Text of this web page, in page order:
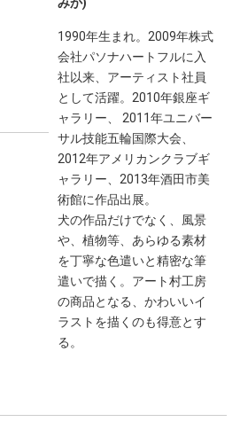
1990年生まれ。2009年株式
会社パソナハートフルに入
社以来、アーティスト社員
として活躍。2010年銀座ギ
ャラリー、 2011年ユニバー
サル技能五輪国際大会、
2012年アメリカンクラブギ
ャラリー、2013年酒田市美
術館に作品出展。
犬の作品だけでなく、風景
や、植物等、あらゆる素材
を丁寧な色遣いと精密な筆
遣いで描く。アート村工房
の商品となる、かわいいイ
ラストを描くのも得意とす
る。